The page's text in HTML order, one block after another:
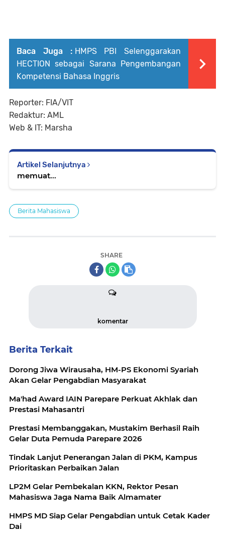
Baca Juga : HMPS PBI Selenggarakan
HECTION sebagai Sarana Pengembangan
Kompetensi Bahasa Inggris
Reporter: FIA/VIT
Redaktur: AML
Web & IT: Marsha
Artikel Selanjutnya
memuat...
Berita Mahasiswa
SHARE
komentar
Berita Terkait
Dorong Jiwa Wirausaha, HM-PS Ekonomi Syariah
Akan Gelar Pengabdian Masyarakat
Ma'had Award IAIN Parepare Perkuat Akhlak dan
Prestasi Mahasantri
Prestasi Membanggakan, Mustakim Berhasil Raih
Gelar Duta Pemuda Parepare 2026
Tindak Lanjut Penerangan Jalan di PKM, Kampus
Prioritaskan Perbaikan Jalan
LP2M Gelar Pembekalan KKN, Rektor Pesan
Mahasiswa Jaga Nama Baik Almamater
HMPS MD Siap Gelar Pengabdian untuk Cetak Kader
Dai